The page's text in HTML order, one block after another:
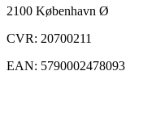
2100 København Ø
CVR: 20700211
EAN: 5790002478093